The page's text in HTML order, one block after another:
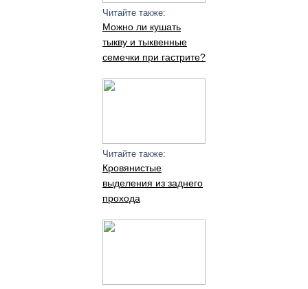
Читайте также:
Можно ли кушать
тыкву и тыквенные
семечки при гастрите?
Читайте также:
Кровянистые
выделения из заднего
прохода